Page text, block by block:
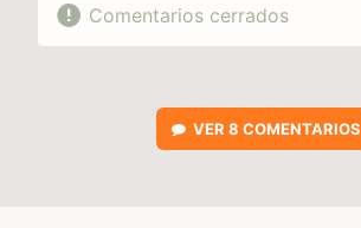
Comentarios cerrados
VER 8 COMENTARIOS